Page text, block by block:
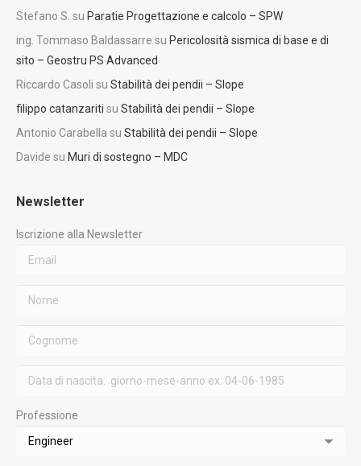
Stefano S. su Paratie Progettazione e calcolo – SPW
ing. Tommaso Baldassarre su Pericolosità sismica di base e di
sito – Geostru PS Advanced
Riccardo Casoli su Stabilità dei pendii – Slope
filippo catanzariti su Stabilità dei pendii – Slope
Antonio Carabella su Stabilità dei pendii – Slope
Davide su Muri di sostegno – MDC
Newsletter
Iscrizione alla Newsletter
Professione